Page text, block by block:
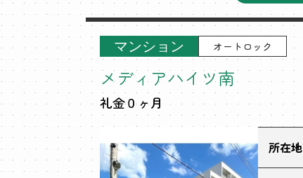
マンション オートロック
メディアハイツ南
礼金０ヶ月
所在地